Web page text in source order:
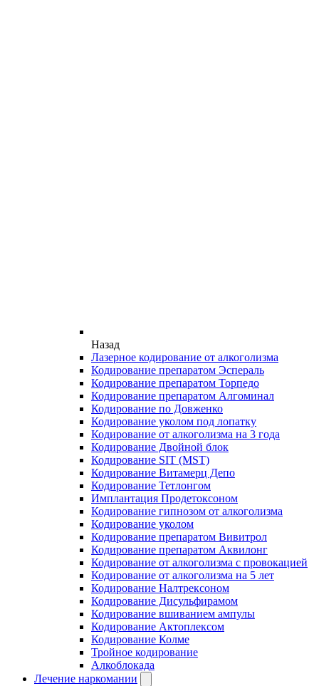
Назад
Лазерное кодирование от алкоголизма
Кодирование препаратом Эспераль
Кодирование препаратом Торпедо
Кодирование препаратом Алгоминал
Кодирование по Довженко
Кодирование уколом под лопатку
Кодирование от алкоголизма на 3 года
Кодирование Двойной блок
Кодирование SIT (MST)
Кодирование Витамерц Депо
Кодирование Тетлонгом
Имплантация Продетоксоном
Кодирование гипнозом от алкоголизма
Кодирование уколом
Кодирование препаратом Вивитрол
Кодирование препаратом Аквилонг
Кодирование от алкоголизма с провокацией
Кодирование от алкоголизма на 5 лет
Кодирование Налтрексоном
Кодирование Дисульфирамом
Кодирование вшиванием ампулы
Кодирование Актоплексом
Кодирование Колме
Тройное кодирование
Алкоблокада
Лечение наркомании